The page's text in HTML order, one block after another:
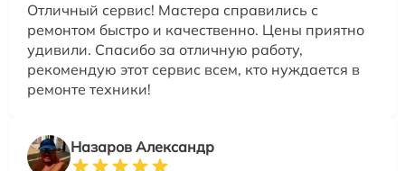
Отличный сервис! Мастера справились с
ремонтом быстро и качественно. Цены приятно
удивили. Спасибо за отличную работу,
рекомендую этот сервис всем, кто нуждается в
ремонте техники!
Назаров Александр